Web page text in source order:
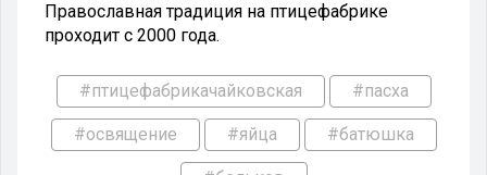
Православная традиция на птицефабрике
проходит с 2000 года.
#птицефабрикачайковская #пасха
#освящение #яйца #батюшка